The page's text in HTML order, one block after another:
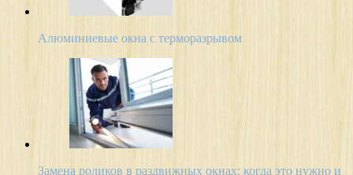
Алюминиевые окна с терморазрывом
Замена роликов в раздвижных окнах: когда это нужно и